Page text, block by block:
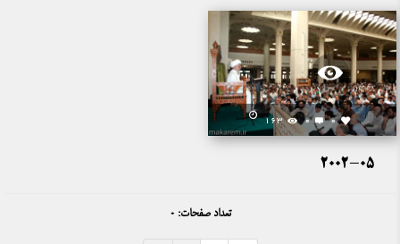
0
0
163
2002-05
تعداد صفحات: 0